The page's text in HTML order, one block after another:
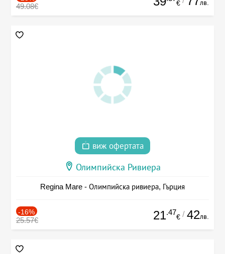
49.08€ € лв.
виж офертата
Олимпийска Ривиера
Regina Mare - Олимпийска ривиера, Гърция
-16%
25.57€ 21.47
€ / 42лв.